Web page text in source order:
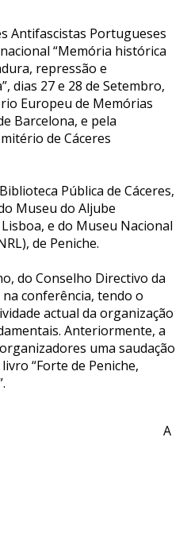
Antifascistas Portugueses
“Memória histórica
repressão e
dias 27 e 28 de Setembro,
Europeu de Memórias
Barcelona, e pela
de Cáceres
Pública de Cáceres,
Museu do Aljube
e do Museu Nacional
de Peniche.
do Conselho Directivo da
conferência, tendo o
actual da organização
Anteriormente, a
uma saudação
“Forte de Peniche,
A